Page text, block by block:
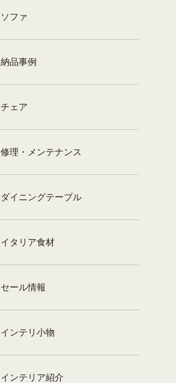
ソファ
納品事例
チェア
修理・メンテナンス
ダイニングテーブル
イタリア食材
セール情報
インテリ小物
インテリア紹介